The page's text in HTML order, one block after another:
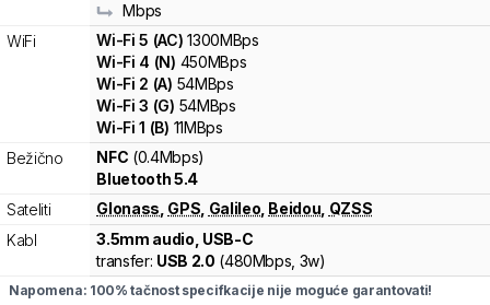
Mbps
WiFi
Wi-Fi5 (AC) 1300MBps
Wi-Fi 4 (N) 450MBps
Wi-Fi 2 (A) 54MBps
Wi-Fi3 (G) 54MBps
Wi-Fi1 (B) 11MBps
Bežično
NFC (0.4Mbps)
Bluetooth 5.4
Sateliti
Glonass GPS Galileo Beidou QZSS
Kabl
3.5mm audio, USB-C
transfer: USB 2.0 (480Mbps, 3w)
Napomena: 100% tačnost specifkacije nije moguće garantovati!